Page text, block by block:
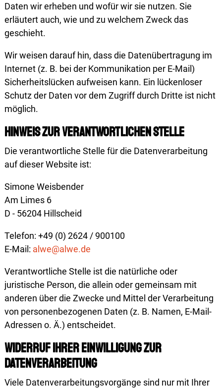
Daten wir erheben und wofür wir sie nutzen. Sie
erläutert auch, wie und zu welchem Zweck das
geschieht.
Wir weisen darauf hin, dass die Datenübertragung im
Internet (z. B. bei der Kommunikation per E-Mail)
Sicherheitslücken aufweisen kann. Ein lückenloser
Schutz der Daten vor dem Zugriff durch Dritte ist nicht
möglich.
Hinweis zur verantwortlichen Stelle
Die verantwortliche Stelle für die Daten­verarbeitung
auf dieser Website ist:
Simone Weisbender
Am Limes 6
D - 56204 Hillscheid
Telefon: +49 (0) 2624 / 900100
E-Mail: alwe@alwe.de
Verantwortliche Stelle ist die natürliche oder
juristische Person, die allein oder gemeinsam mit
anderen über die Zwecke und Mittel der Verarbeitung
von personen­bezogenen Daten (z. B. Namen, E-Mail-
Adressen o. Ä.) entscheidet.
Widerruf Ihrer Einwilligung zur
Datenverarbeitung
Viele Datenverarbeitungsvorgänge sind nur mit Ihrer